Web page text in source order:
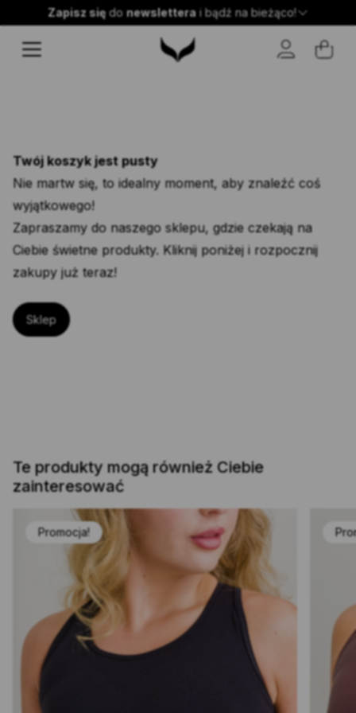
Zapisz siędo newsletterai bądź na bieżąco!
Wysyłka w 24h!
Zaobserwuj nas @apofly.pl
Premium push-up
Twój koszyk jest pusty
Nie martw się, to idealny moment, aby znaleźć coś
wyjątkowego!
Zapraszamy do naszego sklepu, gdzie czekają na
Ciebie świetne produkty. Kliknij poniżej i rozpocznij
zakupy już teraz!
Sklep
Te produkty mogą również Ciebie
zainteresować
Promocja!